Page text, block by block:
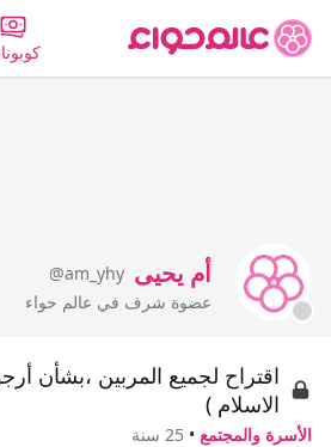
أم يحيى @am_yhy
عضوة شرف في عالم حواء
اقتراح لجميع المربين ،بشأن
الاسلام )
الأسرة والمجتمع • 25 سنة